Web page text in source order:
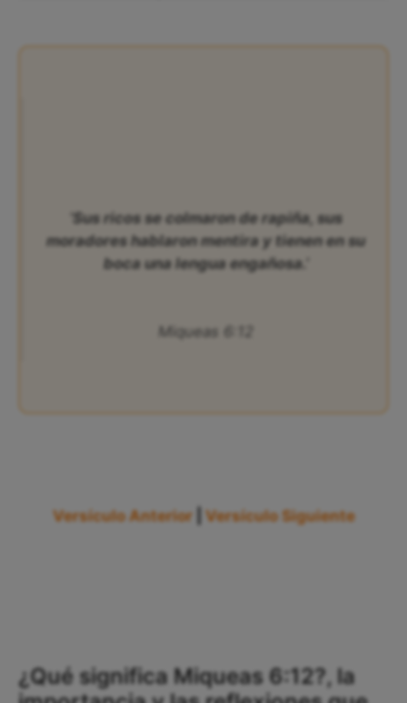
‘Sus ricos se colmaron de rapiña, sus
moradores hablaron mentira y tienen en su
boca una lengua engañosa.’
Miqueas 6:12
Versículo Anterior Versículo Siguiente
¿Qué significa Miqueas 6:12?, la